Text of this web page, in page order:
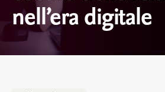
nell’era digitale